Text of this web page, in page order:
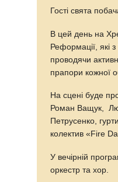
Гості свята
В цей день на
Реформації, які з
проводячи
прапори кожної
На сцені буде
Роман Ващук,
Петрусенко,
колектив «Fire
У вечірній
оркестр та хор.